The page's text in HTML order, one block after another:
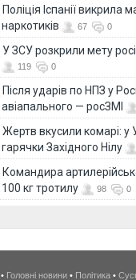
Поліція Іспанії
наркотиків
67 0
У ЗСУ розкрили мету
119 0
Після ударів по НПЗ у
авіапального — росЗМІ
Жертв вкусили комарі: у
гарячки Західного Нілу
Командира
100 кг тротилу
98 0
• Головні новини • Політика •